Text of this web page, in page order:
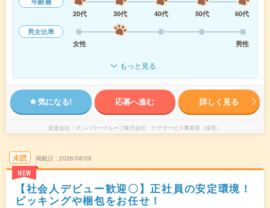
20代
30代 40代 50代
60代
男女比率
女性
男性
もっと見る
気になる! 応募へ進む 詳しく見る
派遣会社 マンパワーグループ株式会社 ケアサービス事業部（保育）
未読
NEW
掲載日 2026/08/09
【社会人デビュー歓迎〇】正社員の安定環境！
ピッキングや梱包をお任せ！